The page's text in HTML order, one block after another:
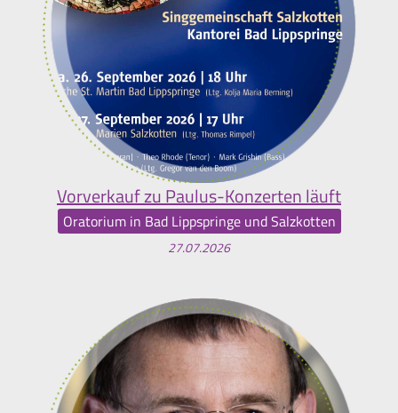
Vorverkauf zu Paulus-Konzerten läuft
Oratorium in Bad Lippspringe und Salzkotten
27.07.2026